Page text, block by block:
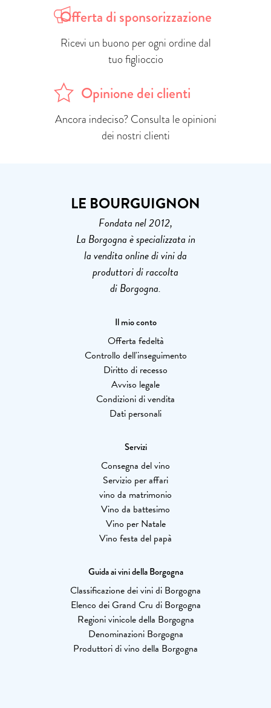
Offerta di sponsorizzazione
Ricevi un buono per ogni ordine dal
tuo figlioccio
Opinione dei clienti
Ancora indeciso? Consulta le opinioni
dei nostri clienti
LE BOURGUIGNON
Fondata nel 2012,
La Borgogna è specializzata in
la vendita online di vini da
produttori di raccolta
di Borgogna.
Il mio conto
Offerta fedeltà
Controllo dell'inseguimento
Diritto di recesso
Avviso legale
Condizioni di vendita
Dati personali
Servizi
Consegna del vino
Servizio per affari
vino da matrimonio
Vino da battesimo
Vino per Natale
Vino festa del papà
Guida ai vini della Borgogna
Classificazione dei vini di Borgogna
Elenco dei Grand Cru di Borgogna
Regioni vinicole della Borgogna
Denominazioni Borgogna
Produttori di vino della Borgogna